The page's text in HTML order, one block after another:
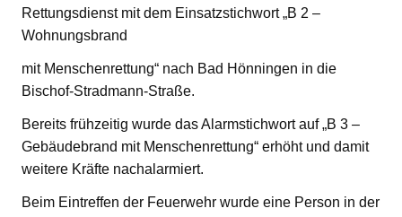
Rettungsdienst mit dem Einsatzstichwort „B 2 –
Wohnungsbrand
mit Menschenrettung“ nach Bad Hönningen in die
Bischof-Stradmann-Straße.
Bereits frühzeitig wurde das Alarmstichwort auf „B 3 –
Gebäudebrand mit Menschenrettung“ erhöht und damit
weitere Kräfte nachalarmiert.
Beim Eintreffen der Feuerwehr wurde eine Person in der